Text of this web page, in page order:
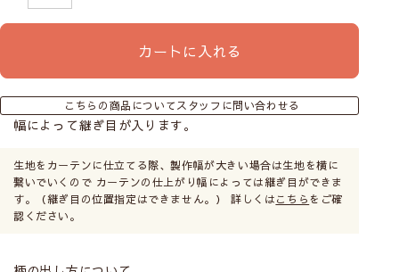
カフェカーテンの幅について
カートに入れる
こちらの商品についてスタッフに問い合わせる
幅によって継ぎ目が入ります。
生地をカーテンに仕立てる際、製作幅が大きい場合は生地を横に
繋いでいくので カーテンの仕上がり幅によっては継ぎ目ができま
す。（継ぎ目の位置指定はできません。） 詳しくはこちら をご確
認ください。